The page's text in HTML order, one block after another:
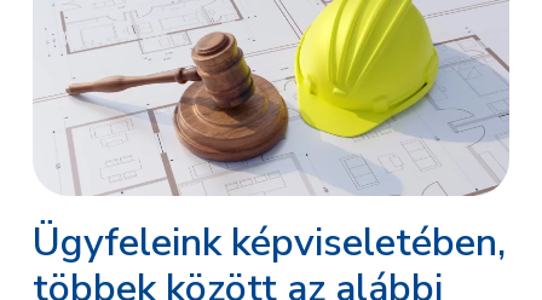
Ügyfeleink képviseletében,
többek között az alábbi